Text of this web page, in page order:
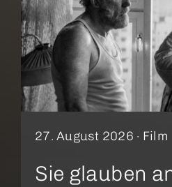
27. August 2026 · Film
Sie glauben